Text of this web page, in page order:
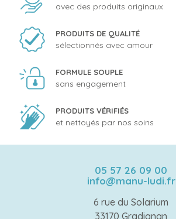
avec des produits originaux
PRODUITS DE QUALITÉ
sélectionnés avec amour
FORMULE SOUPLE
sans engagement
PRODUITS VÉRIFIÉS
et nettoyés par nos soins
05 57 26 09 00
info@manu-ludi.fr
6 rue du Solarium
33170 Gradignan